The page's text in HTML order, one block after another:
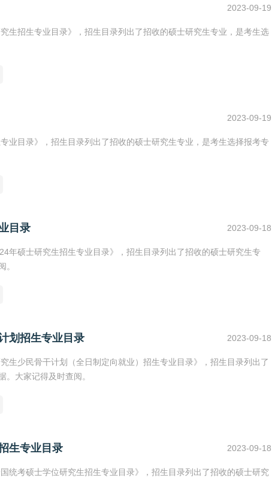
2023-09-19
生招生专业目录》，招生目录列出了招收的硕士研究生专业，是考生选
2023-09-19
业目录》，招生目录列出了招收的硕士研究生专业，是考生选择报考专
目录 2023-09-18
年硕士研究生招生专业目录》，招生目录列出了招收的硕士研究生专
。
划招生专业目录 2023-09-18
生少民骨干计划（全日制定向就业）招生专业目录》，招生目录列出了
大家记得及时查阅。
生专业目录 2023-09-18
统考硕士学位研究生招生专业目录》，招生目录列出了招收的硕士研究